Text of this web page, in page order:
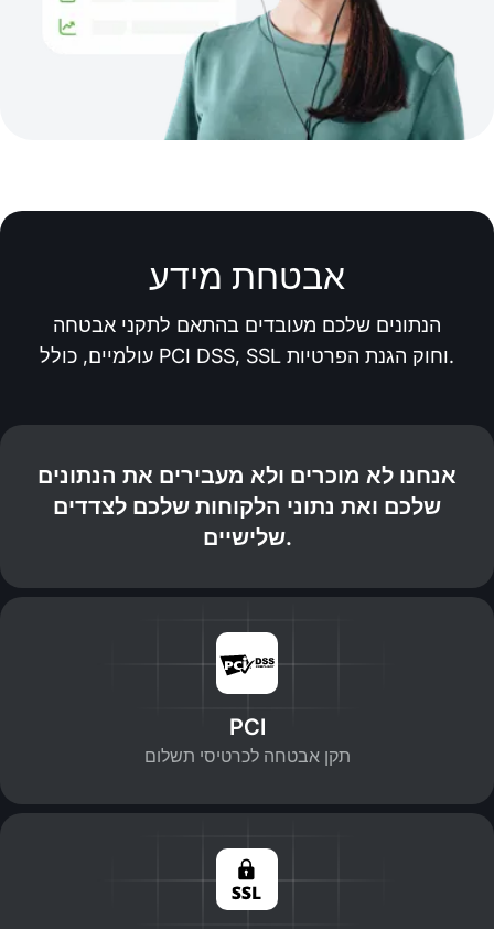
אבטחת מידע
הנתונים שלכם מעובדים בהתאם לתקני אבטחה
עולמיים, כולל PCI DSS, SSL וחוק הגנת הפרטיות.
אנחנו לא מוכרים ולא מעבירים את הנתונים
שלכם ואת נתוני הלקוחות שלכם לצדדים
שלישיים.
PCI
תקן אבטחה לכרטיסי תשלום